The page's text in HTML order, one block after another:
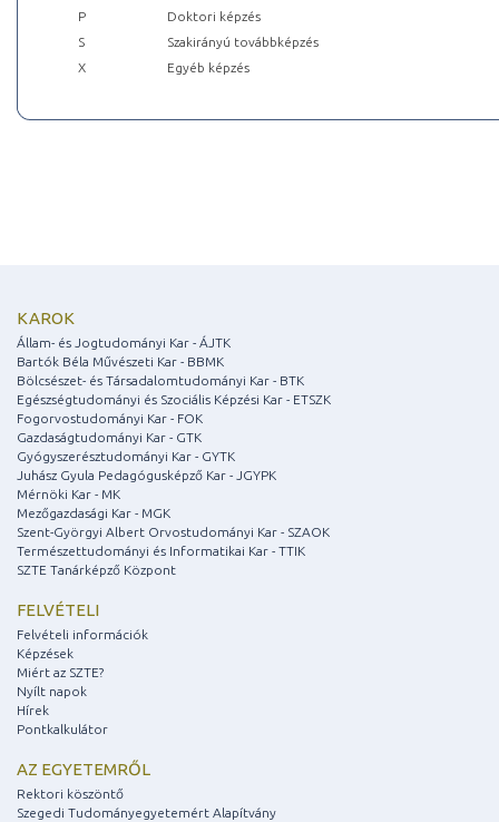
P
Doktori képzés
S
Szakirányú továbbképzés
X
Egyéb képzés
KAROK
Állam- és Jogtudományi Kar - ÁJTK
Bartók Béla Művészeti Kar - BBMK
Bölcsészet- és Társadalomtudományi Kar - BTK
Egészségtudományi és Szociális Képzési Kar - ETSZK
Fogorvostudományi Kar - FOK
Gazdaságtudományi Kar - GTK
Gyógyszerésztudományi Kar - GYTK
Juhász Gyula Pedagógusképző Kar - JGYPK
Mérnöki Kar - MK
Mezőgazdasági Kar - MGK
Szent-Györgyi Albert Orvostudományi Kar - SZAOK
Természettudományi és Informatikai Kar - TTIK
SZTE Tanárképző Központ
FELVÉTELI
Felvételi információk
Képzések
Miért az SZTE?
Nyílt napok
Hírek
Pontkalkulátor
AZ EGYETEMRŐL
Rektori köszöntő
Szegedi Tudományegyetemért Alapítvány